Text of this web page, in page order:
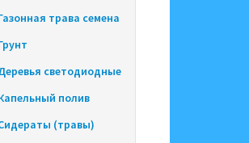
трава семена
светодиодные
полив
(травы)